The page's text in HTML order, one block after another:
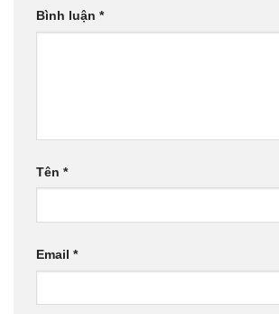
Bình luận *
Tên *
Email *